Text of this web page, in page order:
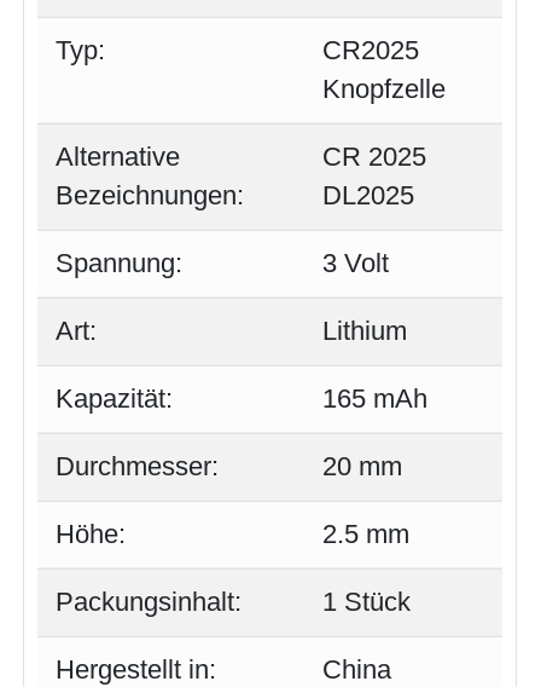
Typ:
CR2025
Knopfzelle
Alternative
Bezeichnungen:
CR 2025
DL2025
Spannung: 3 Volt
Art: Lithium
Kapazität: 165 mAh
Durchmesser: 20 mm
Höhe: 2.5 mm
Packungsinhalt: 1 Stück
Hergestellt in: China